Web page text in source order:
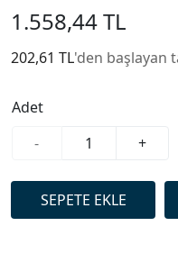
1.558,44 TL
202,61 TL'den başlayan
Adet
-
+